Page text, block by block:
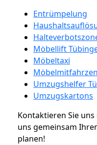
Entrümpelung
Möbellift
Möbeltaxi
Umzugshelfer
Umzugskartons
Kontaktieren Sie
uns gemeinsam
planen!